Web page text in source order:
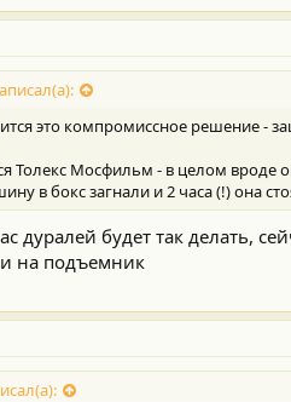
это компромиссное решение -
Толекс Мосфильм - в целом
в бокс загнали и 2 часа (!) она
дуралей будет так делать,
на подъемник